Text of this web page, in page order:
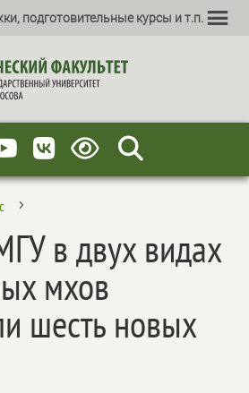
подготовительные курсы и т.п.
5
в двух видах
мхов
шесть новых